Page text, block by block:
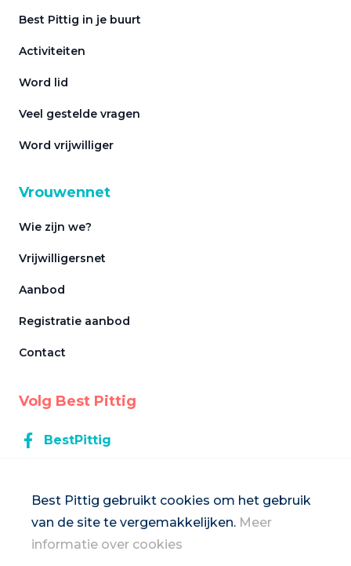
Best Pittig gebruikt cookies om het gebruik
van de site te vergemakkelijken. Meer
informatie over cookies
Best Pittig in je buurt
Activiteiten
Word lid
Veel gestelde vragen
Word vrijwilliger
Vrouwennet
Wie zijn we?
Vrijwilligersnet
Aanbod
Registratie aanbod
Contact
Volg Best Pittig
BestPittig
Inschrijven op de nieuwsbrief